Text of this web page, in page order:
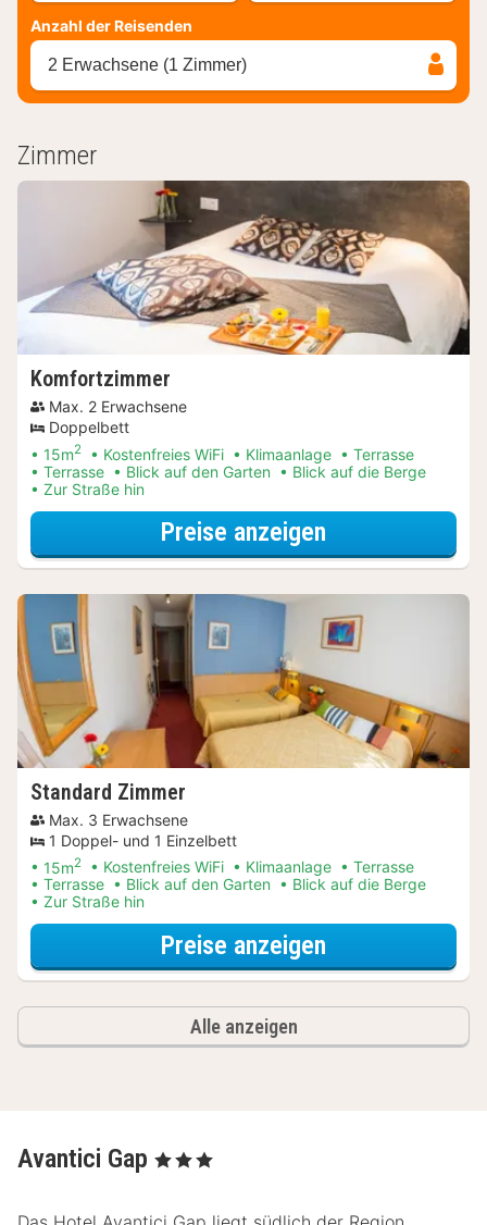
Anzahl der Reisenden
2 Erwachsene (1 Zimmer)
Zimmer
Komfortzimmer
Max. 2 Erwachsene
Doppelbett
15m2 Kostenfreies WiFi Klimaanlage
Terrasse
Terrasse
Blick auf den Garten
Blick auf die Berge
Zur Straße hin
Preise anzeigen
Standard Zimmer
Max. 3 Erwachsene
1 Doppel- und 1 Einzelbett
15m2 Kostenfreies WiFi Klimaanlage
Terrasse
Terrasse
Blick auf den Garten
Blick auf die Berge
Zur Straße hin
Preise anzeigen
Alle anzeigen
Avantici Gap , 3 Sterne